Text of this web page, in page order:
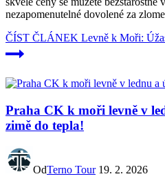
nezapomenutelné dovolené za
ČÍST ČLÁNEK Levně k Moři:
Praha CK k moři levně v
zimě do tepla!
OdTerno Tour 19. 2. 2026